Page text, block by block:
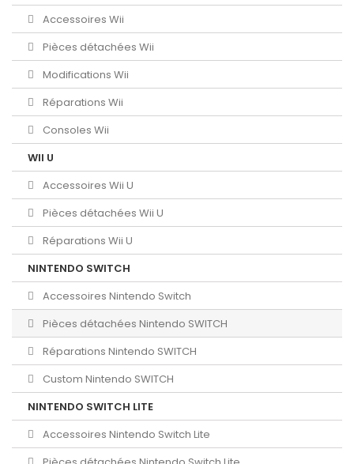
Accessoires Wii
Pièces détachées Wii
Modifications Wii
Réparations Wii
Consoles Wii
WII U
Accessoires Wii U
Pièces détachées Wii U
Réparations Wii U
NINTENDO SWITCH
Accessoires Nintendo Switch
Pièces détachées Nintendo SWITCH
Réparations Nintendo SWITCH
Custom Nintendo SWITCH
NINTENDO SWITCH LITE
Accessoires Nintendo Switch Lite